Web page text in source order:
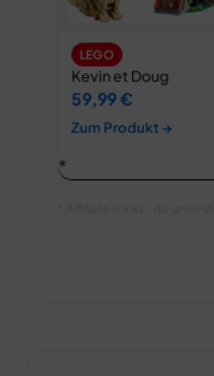
LEGO
Kevin et Doug
59,99 €
Zum Produkt →